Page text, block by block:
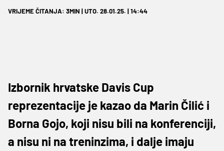
VRIJEME ČITANJA: 3MIN | UTO. 28.01.25. | 14:44
Izbornik hrvatske Davis Cup
reprezentacije je kazao da Marin Čilić i
Borna Gojo, koji nisu bili na konferenciji,
a nisu ni na treninzima, i dalje imaju